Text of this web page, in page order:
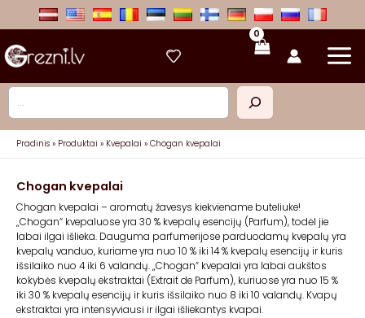
Paieška
Pradinis Produktai Kvepalai Chogan kvepalai
Chogan kvepalai
Chogan kvepalai – aromatų žavesys kiekviename buteliuke!
„Chogan“ kvepaluose yra 30 % kvepalų esencijų (Parfum), todėl jie
labai ilgai išlieka. Dauguma parfumerijose parduodamų kvepalų yra
kvepalų vanduo, kuriame yra nuo 10 % iki 14 % kvepalų esencijų ir kuris
išsilaiko nuo 4 iki 6 valandų. „Chogan“ kvepalai yra labai aukštos
kokybės kvepalų ekstraktai (Extrait de Parfum), kuriuose yra nuo 15 %
iki 30 % kvepalų esencijų ir kuris išsilaiko nuo 8 iki 10 valandų. Kvapų
ekstraktai yra intensyviausi ir ilgai išliekantys kvapai.